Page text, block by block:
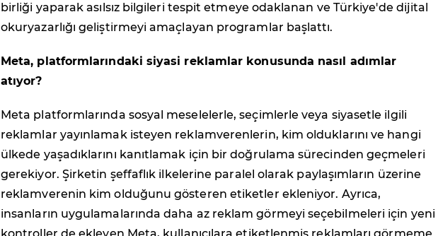
birliği yaparak asılsız bilgileri tespit etmeye odaklanan ve Türkiye'de dijital
okuryazarlığı geliştirmeyi amaçlayan programlar başlattı.
Meta, platformlarındaki siyasi reklamlar konusunda nasıl adımlar
atıyor?
Meta platformlarında sosyal meselelerle, seçimlerle veya siyasetle ilgili
reklamlar yayınlamak isteyen reklamverenlerin, kim olduklarını ve hangi
ülkede yaşadıklarını kanıtlamak için bir doğrulama sürecinden geçmeleri
gerekiyor. Şirketin şeffaflık ilkelerine paralel olarak paylaşımların üzerine
reklamverenin kim olduğunu gösteren etiketler ekleniyor. Ayrıca,
insanların uygulamalarında daha az reklam görmeyi seçebilmeleri için yeni